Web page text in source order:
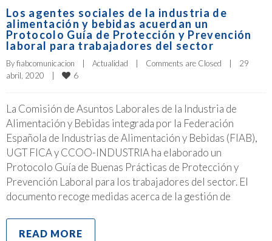
Los agentes sociales de la industria de
alimentación y bebidas acuerdan un
Protocolo Guía de Protección y Prevención
laboral para trabajadores del sector
By fiabcomunicacion Actualidad Comments are Closed
29
abril, 2020
6
La Comisión de Asuntos Laborales de la Industria de
Alimentación y Bebidas integrada por la Federación
Española de Industrias de Alimentación y Bebidas (FIAB),
UGT FICA y CCOO-INDUSTRIA ha elaborado un
Protocolo Guía de Buenas Prácticas de Protección y
Prevención Laboral para los trabajadores del sector. El
documento recoge medidas acerca de la gestión de
READ MORE